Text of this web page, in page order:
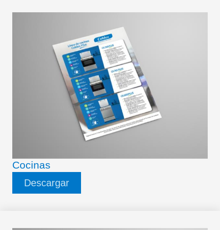
Cocinas
Descargar